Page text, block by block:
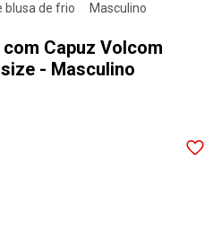
blusa de frio masculino
Capuz Volcom
- Masculino